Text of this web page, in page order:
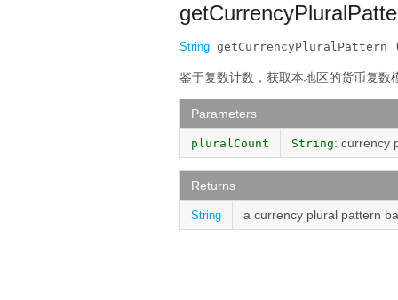
String getCurrencyPluralPattern (
鉴于复数计数，获取本地区的货币复数
Parameters
pluralCount String: currency
Returns
String a currency plural pattern